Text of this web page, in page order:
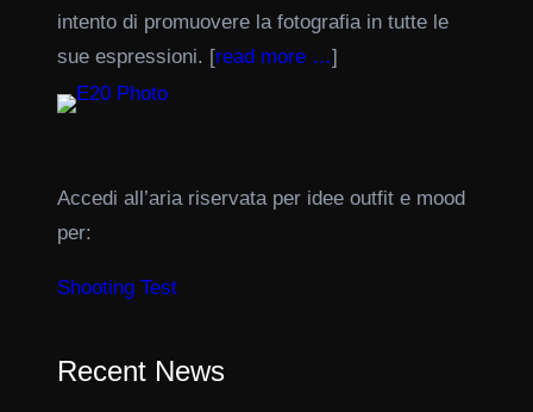
intento di promuovere la fotografia in tutte le
sue espressioni. [read more …]
Accedi all’aria riservata per idee outfit e mood
per:
Shooting Test
Recent News